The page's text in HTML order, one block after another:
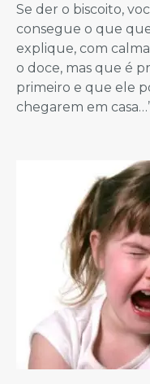
Se der o biscoito,
consegue o que
explique, com
o doce, mas que é
primeiro e que ele
chegarem em